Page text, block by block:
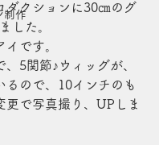
制作
ダクションに30㎝のグ
した。
です。
5関節♪ウィッグが、
るので、10インチのも
更で写真撮り、UPしま